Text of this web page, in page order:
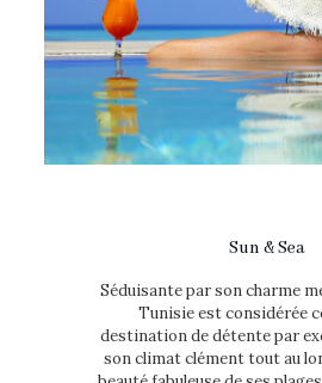
Sun & Sea
Séduisante par son charme
Tunisie est considérée
destination de détente par
son climat clément tout au